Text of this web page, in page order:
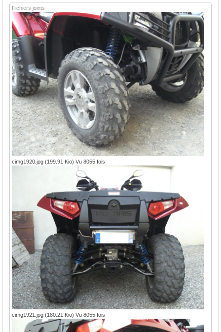
Fichiers joints
cimg1920.jpg (199.91 Kio) Vu 8055 fois
cimg1921.jpg (180.21 Kio) Vu 8055 fois